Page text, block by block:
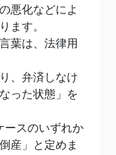
悪化などによ
ます。
葉は、法律用
、弁済しなけ
った状態」を
ースのいずれか
産」と定めま